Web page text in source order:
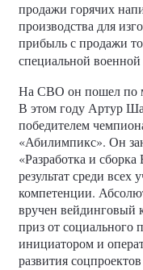
продажи горячих
производства для
прибыль с продажи
специальной
На СВО он пошел по
В этом году Артур
победителем
«Абилимпикс». Он
«Разработка и
результат среди всех
компетенции.
вручен
приз от социального
инициатором и
развития